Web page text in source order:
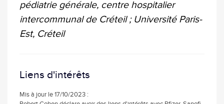
pédiatrie générale, centre hospitalier
intercommunal de Créteil ; Université Paris-
Est, Créteil
Liens d'intérêts
Mis à jour le 17/10/2023 :